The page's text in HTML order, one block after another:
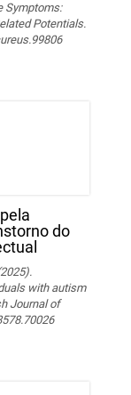
Symptoms:
Potentials.
do
with autism
Journal of